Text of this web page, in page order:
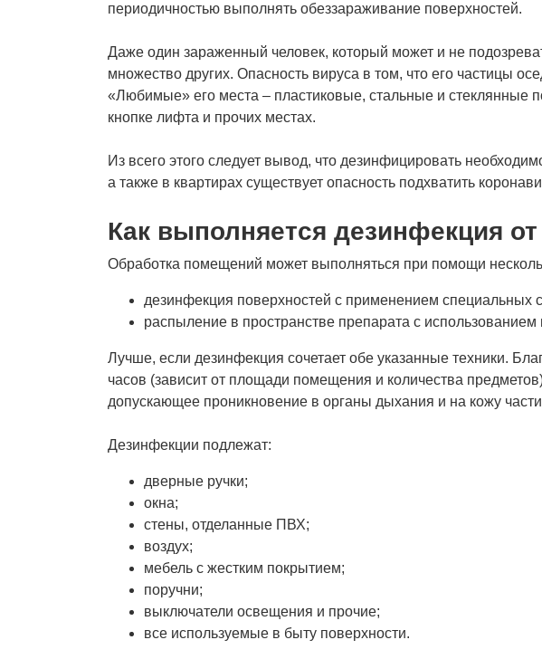
периодичностью выполнять обеззараживание поверхностей.
Даже один зараженный человек, который может и не
множество других. Опасность вируса в том, что его частицы
«Любимые» его места – пластиковые, стальные и стеклянные
кнопке лифта и прочих местах.
Из всего этого следует вывод, что дезинфицировать
а также в квартирах существует опасность подхватить
Как выполняется дезинфекция
Обработка помещений может выполняться при помощи
дезинфекция поверхностей с применением специальных
распыление в пространстве препарата с использованием
Лучше, если дезинфекция сочетает обе указанные техники.
часов (зависит от площади помещения и количества
допускающее проникновение в органы дыхания и на кожу
Дезинфекции подлежат:
дверные ручки;
окна;
стены, отделанные ПВХ;
воздух;
мебель с жестким покрытием;
поручни;
выключатели освещения и прочие;
все используемые в быту поверхности.